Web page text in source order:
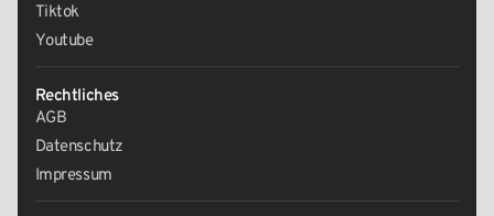
Tiktok
Youtube
Rechtliches
AGB
Datenschutz
Impressum